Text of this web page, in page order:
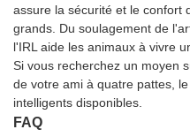
assure la sécurité et le confort
grands. Du soulagement de
l'IRL aide les animaux à vivre
Si vous recherchez un moyen
de votre ami à quatre pattes,
intelligents disponibles.
FAQ